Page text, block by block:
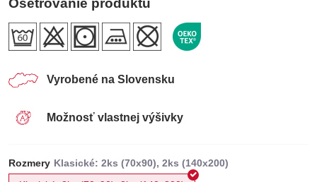
Ošetrovanie produktu
Vyrobené na Slovensku
Možnosť vlastnej výšivky
Rozmery